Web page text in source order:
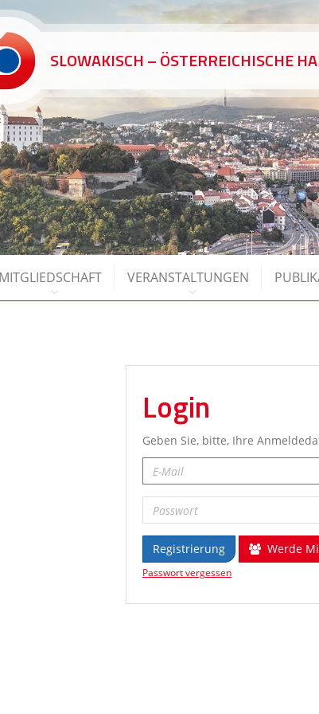
SLOWAKISCH – ÖSTERREICHISCHE
MITGLIEDSCHAFT VERANSTALTUNGEN
Login
Geben Sie, bitte, Ihre
Registrierung Werde
Passwort vergessen